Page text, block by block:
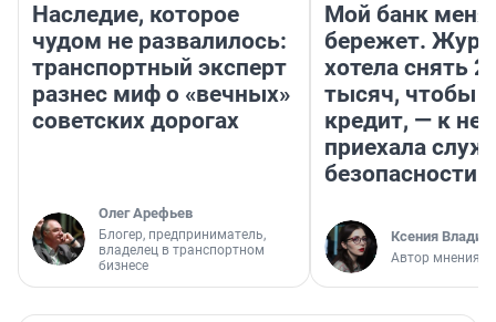
Наследие, которое
чудом не развалилось:
транспортный эксперт
разнес миф о «вечных»
советских дорогах
Олег Арефьев
Блогер, предприниматель,
владелец в транспортном
бизнесе
Мой банк меня
бережет.
хотела снять
тысяч, чтобы
кредит, — к
приехала
безопасности
Ксения
Автор мнения